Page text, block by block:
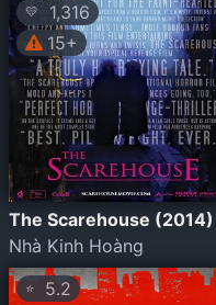
💛
1,316
15+
The Scarehouse (2014)
Nhà Kinh Hoàng
⭐ 5.2